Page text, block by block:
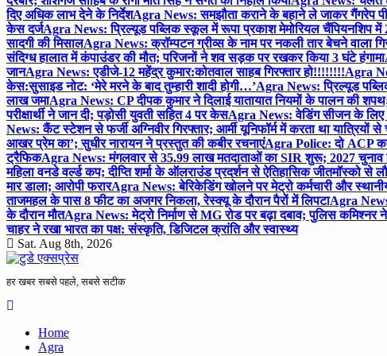
दिए अधिक लाभ देने के निर्देशAgra News: समझौता कराने के बहाने ले जाकर गैंगरेप
केस दर्जAgra News: प्रिल्यूड पब्लिक स्कूल में रूपा प्रकाश मेमोरियल चैंपियनशिप में
सादगी की मिसालAgra News: क्रॉम्पटन ग्रीव्स के नाम पर नकली तार बेचने वाला
संदिग्ध हालात में कंपाउंडर की मौत; परिजनों ने शव सड़क पर रखकर किया 3 घंटे हंगामा
जानAgra News: एडीजे-12 महेंद्र कुमार:कोतवाल साहब गिरफ्तार हो!!!!!!!!Agra
केस:सुसाइड नोट: ‘मेरे मरने के बाद तुम्हारी शादी होगी…’Agra News: प्रिल्यूड
लाख जमाAgra News: CP दीपक कुमार ने दिलाई यातायात नियमों के पालन की
परीक्षार्थी ने जान दी; पड़ोसी युवती सहित 4 पर केसAgra News: वेडिंग सीजन के लिए
News: कैंट स्टेशन से फर्जी अग्निवीर गिरफ्तार; आर्मी यूनिफॉर्म में करता था यात्रियों से
आखर प्रेम का’; सुधीर नारायन ने प्रस्तुत की कबीर रचनाएंAgra Police: दो ACP
ट्रैफिकAgra News: मंगलवार से 35.99 लाख मतदाताओं का SIR शुरू; 2027 चुनाव
महिला वनडे वर्ल्ड कप; दीप्ति शर्मा के ऑलराउंड प्रदर्शन से ऐतिहासिक जीतमॉस्को से
मार डाला; आरोपी फरारAgra News: बेरिकेडिंग खोलने पर मेट्रो कर्मचारी और
ताजमहल के पास 8 फीट का अजगर निकला, रेस्क्यू के दौरान पैरों में लिपटाAgra
के दौरान मौतAgra News: मेट्रो निर्माण से MG रोड पर बढ़ा दबाव; पुलिस कमिश्नर
चाहर ने रखा भारत का पक्ष: संस्कृति, डिजिटल क्रांति और स्वास्थ्य
Sat. Aug 8th, 2026
हर खबर सबसे पहले, सबसे सटीक
Home
Agra